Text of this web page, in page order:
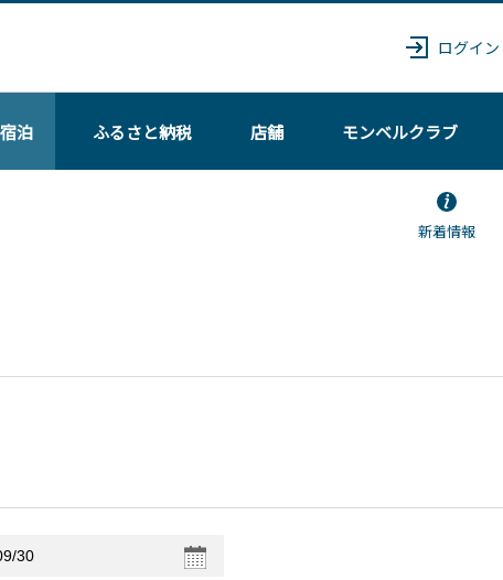
ログイン
宿泊 ふるさと納税 店舗 モンベルクラブ
新着情報